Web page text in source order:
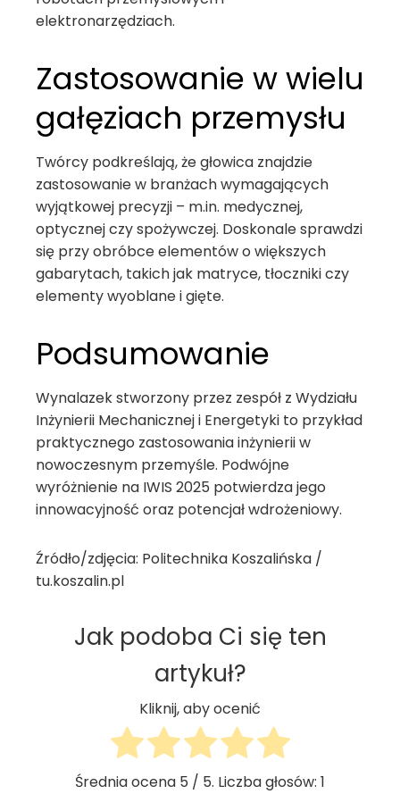
elektronarzędziach.
Zastosowanie w wielu
gałęziach przemysłu
Twórcy podkreślają, że głowica znajdzie
zastosowanie w branżach wymagających
wyjątkowej precyzji – m.in. medycznej,
optycznej czy spożywczej. Doskonale sprawdzi
się przy obróbce elementów o większych
gabarytach, takich jak matryce, tłoczniki czy
elementy wyoblane i gięte.
Podsumowanie
Wynalazek stworzony przez zespół z Wydziału
Inżynierii Mechanicznej i Energetyki to przykład
praktycznego zastosowania inżynierii w
nowoczesnym przemyśle. Podwójne
wyróżnienie na IWIS 2025 potwierdza jego
innowacyjność oraz potencjał wdrożeniowy.
Źródło/zdjęcia: Politechnika Koszalińska /
tu.koszalin.pl
Jak podoba Ci się ten
artykuł?
Kliknij, aby ocenić
Średnia ocena 5 / 5. Liczba głosów: 1